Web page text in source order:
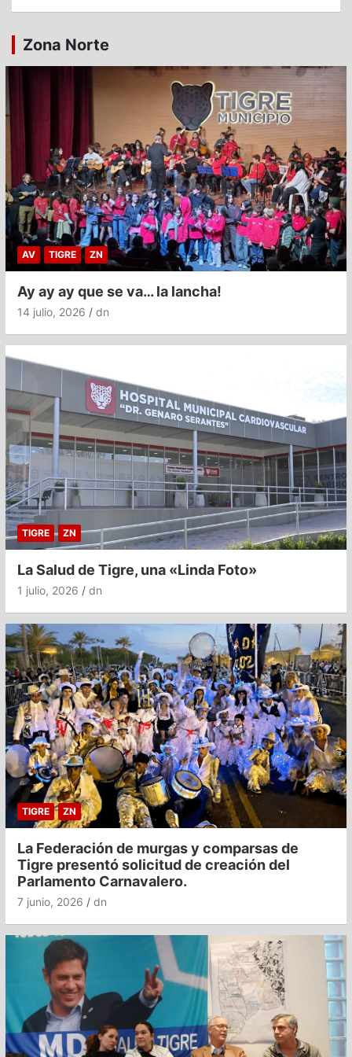
Zona Norte
AV TIGRE ZN
Ay ay ay que se va… la lancha!
14 julio, 2026 dn
TIGRE ZN
La Salud de Tigre, una «Linda Foto»
1 julio, 2026 dn
TIGRE ZN
La Federación de murgas y comparsas de
Tigre presentó solicitud de creación del
Parlamento Carnavalero.
7 junio, 2026 dn